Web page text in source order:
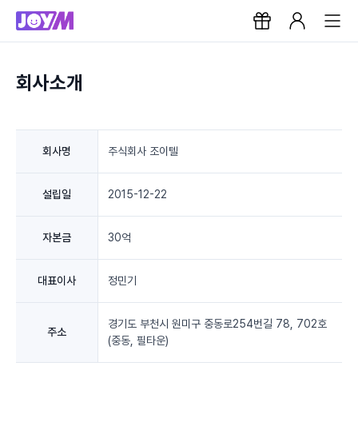
회사소개
회사명 주식회사 조이텔
설립일 2015-12-22
자본금 30억
대표이사 정민기
주소
경기도 부천시 원미구 중동로254번길 78, 702호
(중동, 필타운)